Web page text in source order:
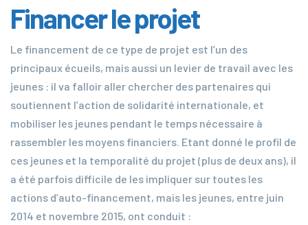
Financer le projet
Le financement de ce type de projet est l’un des
principaux écueils, mais aussi un levier de travail avec les
jeunes : il va falloir aller chercher des partenaires qui
soutiennent l’action de solidarité internationale, et
mobiliser les jeunes pendant le temps nécessaire à
rassembler les moyens financiers. Etant donné le profil de
ces jeunes et la temporalité du projet (plus de deux ans), il
a été parfois difficile de les impliquer sur toutes les
actions d’auto-financement, mais les jeunes, entre juin
2014 et novembre 2015, ont conduit :